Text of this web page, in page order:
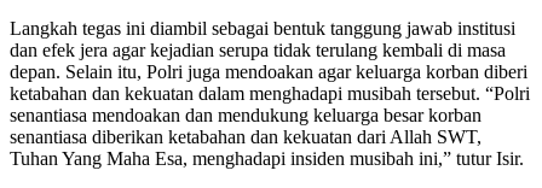
Langkah tegas ini diambil sebagai bentuk tanggung jawab institusi
dan efek jera agar kejadian serupa tidak terulang kembali di masa
depan. Selain itu, Polri juga mendoakan agar keluarga korban diberi
ketabahan dan kekuatan dalam menghadapi musibah tersebut. “Polri
senantiasa mendoakan dan mendukung keluarga besar korban
senantiasa diberikan ketabahan dan kekuatan dari Allah SWT,
Tuhan Yang Maha Esa, menghadapi insiden musibah ini,” tutur Isir.